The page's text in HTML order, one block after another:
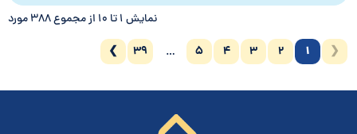
نمایش 1 تا 10 از مجموع 388 مورد
❮
1
2
3
4
5
…
39
❯